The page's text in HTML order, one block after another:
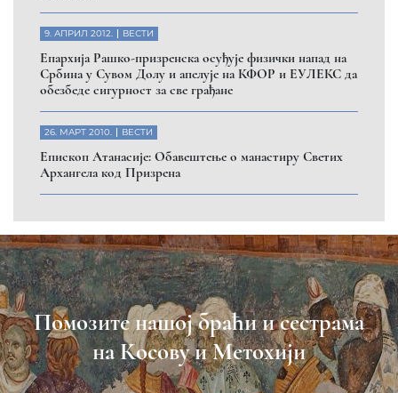
9. АПРИЛ 2012. ВЕСТИ
Eпархија Рашко-призренска осуђује физички напад на
Србина у Сувом Долу и апелује на КФОР и ЕУЛЕКС да
обезбеде сигурност за све грађане
26. МАРТ 2010. ВЕСТИ
Eпископ Атанасије: Обавештење о манастиру Светих
Архангела код Призрена
Помозите нашој браћи и сестрама
на Косову и Метохији